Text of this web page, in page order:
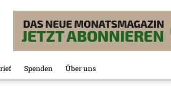
Spenden Über uns